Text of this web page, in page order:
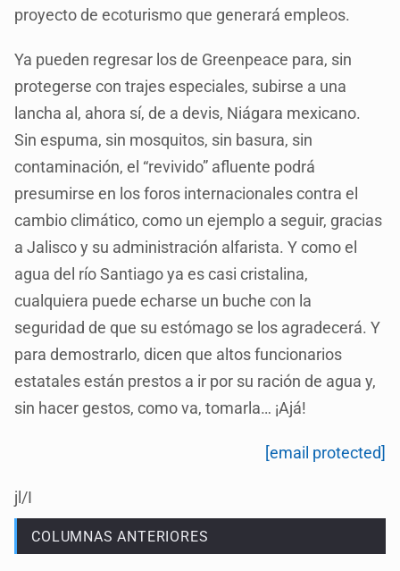
proyecto de ecoturismo que generará empleos.
Ya pueden regresar los de Greenpeace para, sin
protegerse con trajes especiales, subirse a una
lancha al, ahora sí, de a devis, Niágara mexicano.
Sin espuma, sin mosquitos, sin basura, sin
contaminación, el “revivido” afluente podrá
presumirse en los foros internacionales contra el
cambio climático, como un ejemplo a seguir, gracias
a Jalisco y su administración alfarista. Y como el
agua del río Santiago ya es casi cristalina,
cualquiera puede echarse un buche con la
seguridad de que su estómago se los agradecerá. Y
para demostrarlo, dicen que altos funcionarios
estatales están prestos a ir por su ración de agua y,
sin hacer gestos, como va, tomarla… ¡Ajá!
[email protected]
jl/I
COLUMNAS ANTERIORES